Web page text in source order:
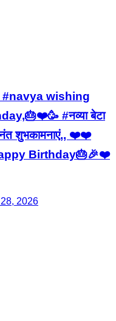
wishing
#नव्या बेटा
शुभकामनाएं,, ❤️❤️
Birthday🎂🎉❤️
2026